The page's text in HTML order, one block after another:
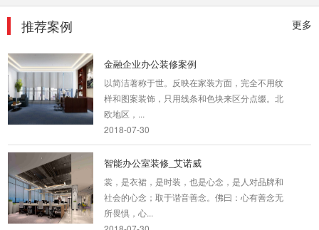
更多
推荐案例
好的厂房不...
金融企业办公装修案例
以简洁著称于世。反映在家装方面，完全不用纹
样和图案装饰，只用线条和色块来区分点缀。北
欧地区，...
2018-07-30
智能办公室装修_艾诺威
裳，是衣裙，是时装，也是心念，是人对品牌和
社会的心念；取于谐音善念。佛曰：心有善念无
所畏惧，心...
2018-07-30